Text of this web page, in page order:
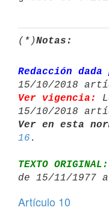
(*)Notas:
Redacción dada
15/10/2018
Ver vigencia:
15/10/2018
Ver en esta
16
TEXTO ORIGINAL:
de 15/11/1977
Artículo 10